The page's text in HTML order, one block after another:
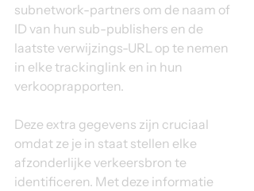
subnetwork-partners om de naam of
ID van hun sub-publishers en de
laatste verwijzings-URL op te nemen
in elke trackinglink en in hun
verkooprapporten.
Deze extra gegevens zijn cruciaal
omdat ze je in staat stellen elke
afzonderlijke verkeersbron te
identificeren. Met deze informatie